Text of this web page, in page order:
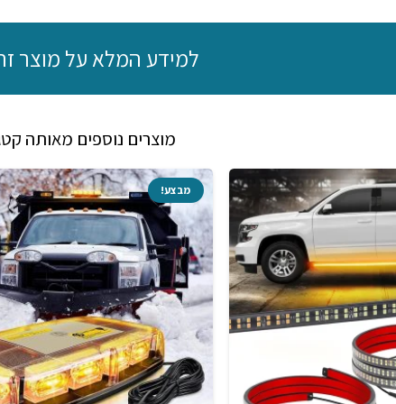
שטח,
סוגי
למידע המלא על מוצר
מוצרים נוספים מאותה
מבצע!